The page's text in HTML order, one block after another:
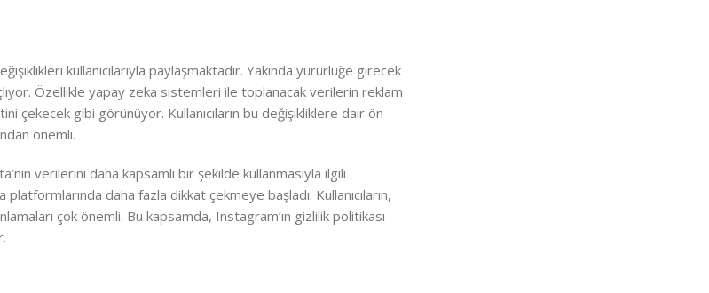
kullanıcılarıyla paylaşmaktadır. Yakında yürürlüğe girecek
Özellikle yapay zeka sistemleri ile toplanacak verilerin reklam
çekecek gibi görünüyor. Kullanıcıların bu değişikliklere dair ön
önemli.
verilerini daha kapsamlı bir şekilde kullanmasıyla ilgili
daha fazla dikkat çekmeye başladı. Kullanıcıların,
çok önemli. Bu kapsamda, Instagram’ın gizlilik politikası